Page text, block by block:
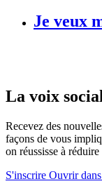
Je veux
La voix
Recevez des
façons de vous
on réussisse à
S'inscrire Ouvrir